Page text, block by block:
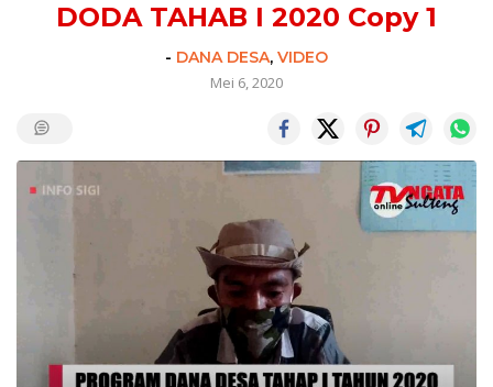
DODA TAHAB I 2020 Copy 1
- DANA DESA, VIDEO
Mei 6, 2020